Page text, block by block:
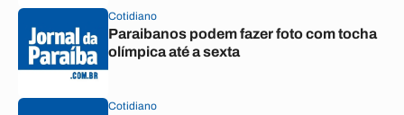
Cotidiano
Paraibanos podem fazer foto com tocha
olímpica até a sexta
Cotidiano